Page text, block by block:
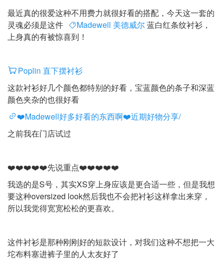
最近真的很爱这种不用费力就很好看的搭配，今天这一套的
灵魂必须是这件
Madewell 美德威尔蓝白红条纹衬衫，
上身真的有被惊喜到！
Poplin 直下摆衬衫
这款衬衫好几个颜色都特别的好看，宝蓝颜色的条子和深蓝
颜色夹杂的也很好看
❤️Madewell好多好看的东西啊❤️近期好物分享/
之前我在门店试过
❤️❤️❤️❤️❤️先说重点❤️❤️❤️❤️❤️
我选的是S号，其实XS穿上身应该是更合适一些，但是我想
要这种oversized look然后我也不会把衬衫这样拿出来穿，
所以我觉得宽宽松松的更喜欢。
这件衬衫是那种刚刚好的短款设计，对我们这种不想把一大
坨布料塞进裤子里的人太友好了